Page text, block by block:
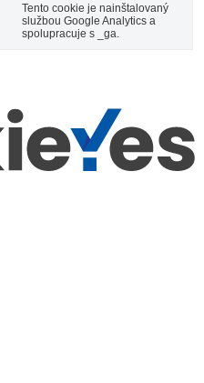
Tento cookie je nainštalovaný
službou Google Analytics a
spolupracuje s _ga.